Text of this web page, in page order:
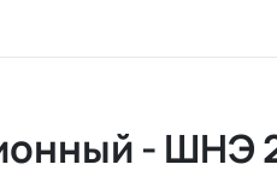
- ШНЭ